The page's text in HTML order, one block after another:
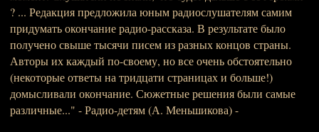
? ... Редакция предложила юным радиослуша­телям самим
придумать окончание радио-рассказа. В результате было
получено свыше тысячи писем из разных концов страны.
Авторы их каждый по-своему, но все очень обстоя­тельно
(некоторые ответы на тридцати страницах и больше!)
домысливали окончание. Сюжетные решения были самые
раз­личные..." - Радио-детям (А. Меньшикова) -